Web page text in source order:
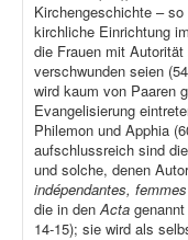
Kirchengeschichte –
kirchliche Einrichtung
die Frauen mit
verschwunden seien
wird kaum von Paaren
Evangelisierung
Philemon und Apphia
aufschlussreich sind
und solche, denen
indépendantes,
die in denActa
14-15); sie wird als